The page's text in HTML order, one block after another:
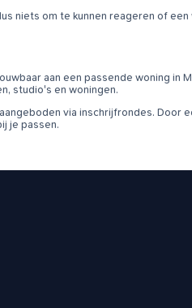
niets om te kunnen reageren of een
aan een passende woning in
studio's en woningen.
via inschrijfrondes. Door
je passen.